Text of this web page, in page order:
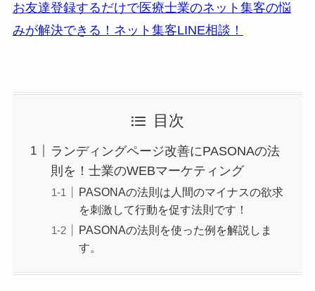
お友達登録するだけで医療士業のネット集客の悩
みが解決できる！ネット集客LINE相談！
目次
ランディングページ改善にPASONAの法
則を！士業のWEBマーケティング
PASONAの法則は人間のマイナスの欲求
を刺激して行動を促す法則です！
PASONAの法則を使った例を解説しま
す。